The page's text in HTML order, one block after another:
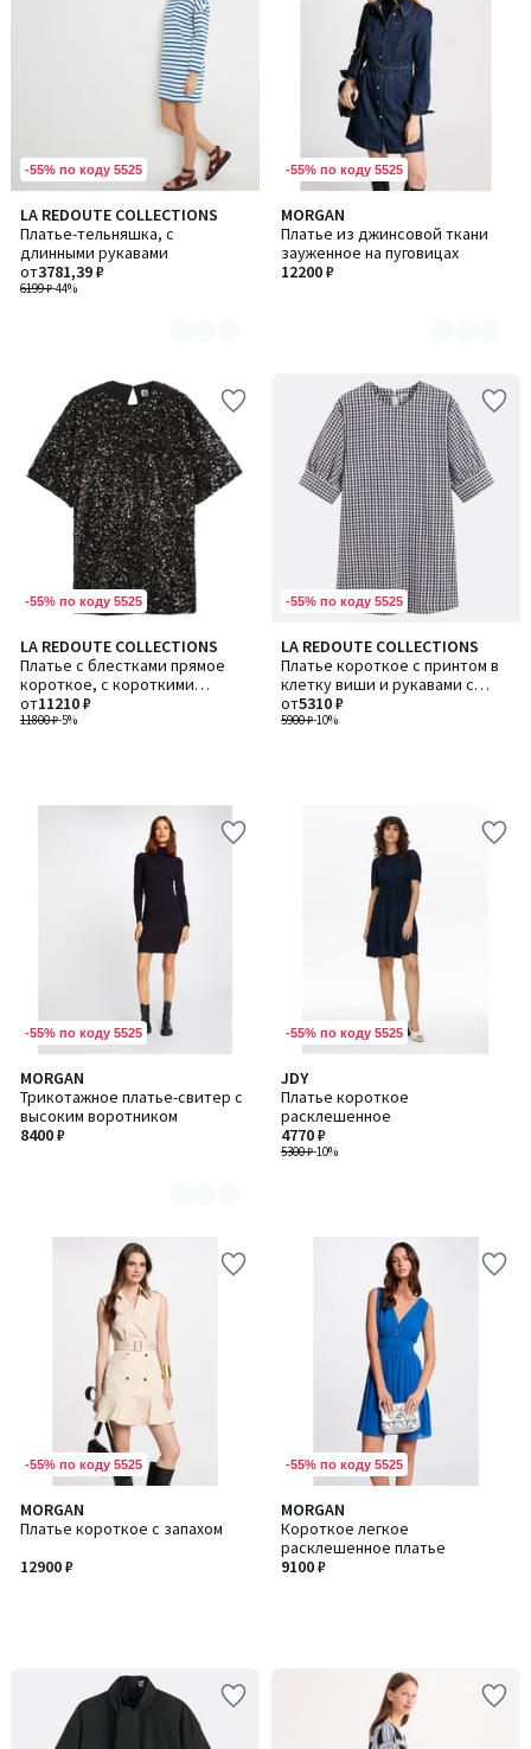
-55% по коду 5525
LA REDOUTE COLLECTIONS
Платье-тельняшка, с
длинными рукавами
6199 ₽-44%
от3781,39 ₽
Количество
цветов:
3
-55% по коду 5525
MORGAN
Платье из джинсовой ткани
зауженное на пуговицах
12200 ₽
Количество
цветов:
2
-55% по коду 5525
LA REDOUTE COLLECTIONS
Платье с блестками прямое
короткое, с короткими
рукавами
11800 ₽-5%
от11210 ₽
-55% по коду 5525
LA REDOUTE COLLECTIONS
Платье короткое с принтом в
клетку виши и рукавами с
напуском
5900 ₽-10%
от5310 ₽
-55% по коду 5525
MORGAN
Трикотажное платье-свитер с
высоким воротником
8400 ₽
Количество
цветов:
2
-55% по коду 5525
JDY
Платье короткое
расклешенное
5300 ₽-10%
4770 ₽
-55% по коду 5525
MORGAN
Платье короткое с запахом
12900 ₽
-55% по коду 5525
MORGAN
Короткое легкое
расклешенное платье
9100 ₽